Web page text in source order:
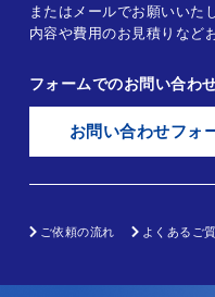
またはメールでお願いいた
内容や費用のお見積りなど
フォームでのお問い合わ
お問い合わせフォ
ご依頼の流れ よくあるご